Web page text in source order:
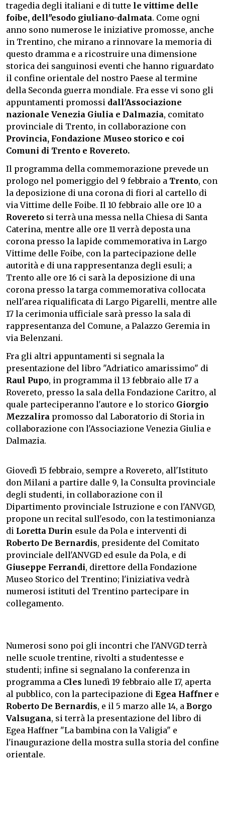
tragedia degli italiani e di tutte le vittime delle
foibe, dell"esodo giuliano-dalmata. Come ogni
anno sono numerose le iniziative promosse, anche
in Trentino, che mirano a rinnovare la memoria di
questo dramma e a ricostruire una dimensione
storica dei sanguinosi eventi che hanno riguardato
il confine orientale del nostro Paese al termine
della Seconda guerra mondiale. Fra esse vi sono gli
appuntamenti promossi dall'Associazione
nazionale Venezia Giulia e Dalmazia, comitato
provinciale di Trento, in collaborazione con
Provincia, Fondazione Museo storico e coi
Comuni di Trento e Rovereto.
Il programma della commemorazione prevede un
prologo nel pomeriggio del 9 febbraio a Trento, con
la deposizione di una corona di fiori al cartello di
via Vittime delle Foibe. Il 10 febbraio alle ore 10 a
Rovereto si terrà una messa nella Chiesa di Santa
Caterina, mentre alle ore 11 verrà deposta una
corona presso la lapide commemorativa in Largo
Vittime delle Foibe, con la partecipazione delle
autorità e di una rappresentanza degli esuli; a
Trento alle ore 16 ci sarà la deposizione di una
corona presso la targa commemorativa collocata
nell'area riqualificata di Largo Pigarelli, mentre alle
17 la cerimonia ufficiale sarà presso la sala di
rappresentanza del Comune, a Palazzo Geremia in
via Belenzani.
Fra gli altri appuntamenti si segnala la
presentazione del libro "Adriatico amarissimo" di
Raul Pupo, in programma il 13 febbraio alle 17 a
Rovereto, presso la sala della Fondazione Caritro, al
quale parteciperanno l'autore e lo storico Giorgio
Mezzalira promosso dal Laboratorio di Storia in
collaborazione con l'Associazione Venezia Giulia e
Dalmazia.
Giovedì 15 febbraio, sempre a Rovereto, all'Istituto
don Milani a partire dalle 9, la Consulta provinciale
degli studenti, in collaborazione con il
Dipartimento provinciale Istruzione e con l'ANVGD,
propone un recital sull'esodo, con la testimonianza
di Loretta Durin esule da Pola e interventi di
Roberto De Bernardis, presidente del Comitato
provinciale dell'ANVGD ed esule da Pola, e di
Giuseppe Ferrandi, direttore della Fondazione
Museo Storico del Trentino; l'iniziativa vedrà
numerosi istituti del Trentino partecipare in
collegamento.
Numerosi sono poi gli incontri che l'ANVGD terrà
nelle scuole trentine, rivolti a studentesse e
studenti; infine si segnalano la conferenza in
programma a Cles lunedì 19 febbraio alle 17, aperta
al pubblico, con la partecipazione di Egea Haffner e
Roberto De Bernardis, e il 5 marzo alle 14, a Borgo
Valsugana, si terrà la presentazione del libro di
Egea Haffner "La bambina con la Valigia" e
l'inaugurazione della mostra sulla storia del confine
orientale.